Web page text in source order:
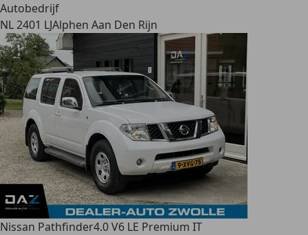
Autobedrijf
NL 2401 LJAlphen Aan Den Rijn
Nissan Pathfinder4.0 V6 LE Premium IT